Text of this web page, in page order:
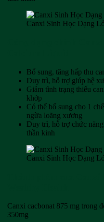
Canxi Sinh Học Dạng
Bổ sung, tăng hấp thu
Duy trì, hỗ trợ giúp hệ
Giảm tình trạng thiếu
khớp
Có thể bổ sung cho 1
ngừa loãng xương
Duy trì, hỗ trợ chức
thần kinh
Canxi Sinh Học Dạng
Canxi cacbonat 875 mg trong
350mg